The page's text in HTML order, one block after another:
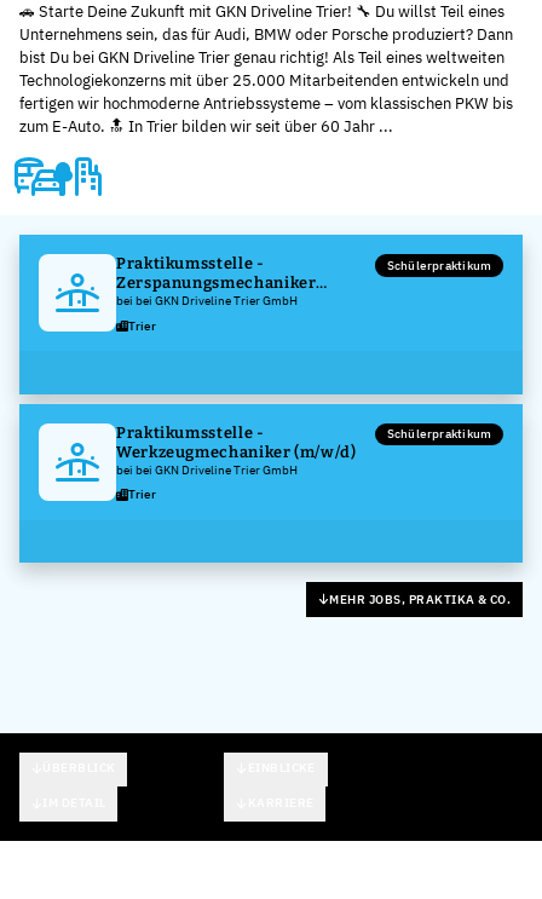
🚗 Starte Deine Zukunft mit GKN Driveline Trier! 🔧 Du willst Teil eines
Unternehmens sein, das für Audi, BMW oder Porsche produziert? Dann
bist Du bei GKN Driveline Trier genau richtig! Als Teil eines weltweiten
Technologiekonzerns mit über 25.000 Mitarbeitenden entwickeln und
fertigen wir hochmoderne Antriebssysteme – vom klassischen PKW bis
zum E-Auto. 🔝 In Trier bilden wir seit über 60 Jahr ...
Praktikumsstelle -
Zerspanungsmechaniker
(m/w/d)
bei bei GKN Driveline Trier GmbH
Schülerpraktikum
Trier
Praktikumsstelle -
Werkzeugmechaniker (m/w/d)
bei bei GKN Driveline Trier GmbH
Schülerpraktikum
Trier
MEHR JOBS, PRAKTIKA & CO.